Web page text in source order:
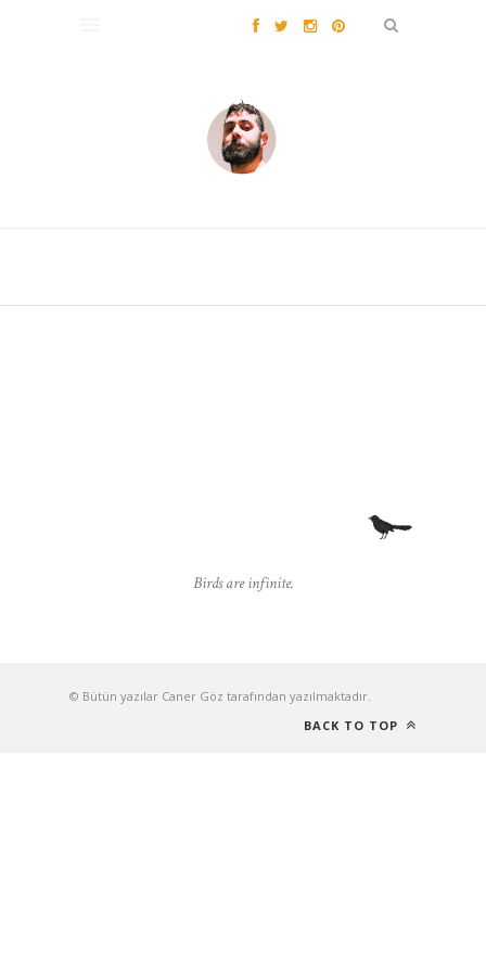
Birds are infinite.
© Bütün yazılar Caner Göz tarafından yazılmaktadır.
BACK TO TOP